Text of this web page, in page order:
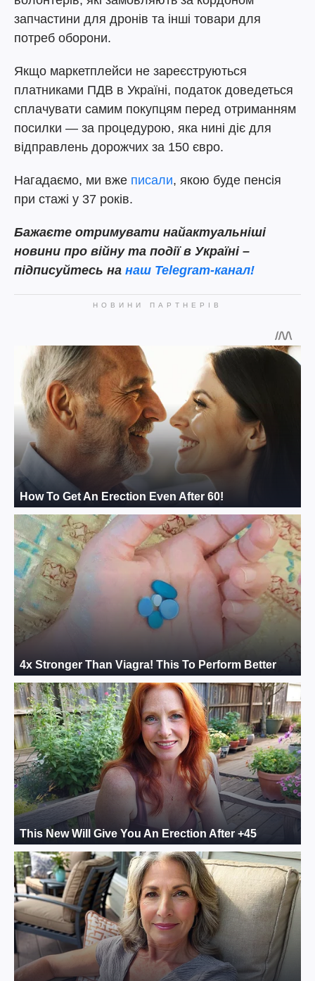
запчастини для дронів та інші товари для
потреб оборони.
Якщо маркетплейси не зареєструються
платниками ПДВ в Україні, податок доведеться
сплачувати самим покупцям перед отриманням
посилки — за процедурою, яка нині діє для
відправлень дорожчих за 150 євро.
Нагадаємо, ми вже писали, якою буде пенсія
при стажі у 37 років.
Бажаєте отримувати найактуальніші
новини про війну та події в Україні –
підписуйтесь на наш Telegram-канал!